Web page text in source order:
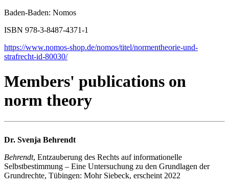
Baden-Baden: Nomos
ISBN 978-3-8487-4371-1
https://www.nomos-shop.de/nomos/titel/normentheorie-und-
strafrecht-id-80030/
Members' publications on
norm theory
Dr. Svenja Behrendt
Behrendt, Entzauberung des Rechts auf informationelle
Selbstbestimmung – Eine Untersuchung zu den Grundlagen der
Grundrechte, Tübingen: Mohr Siebeck, erscheint 2022